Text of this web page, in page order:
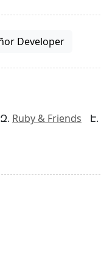
Developer
Ruby & Friends